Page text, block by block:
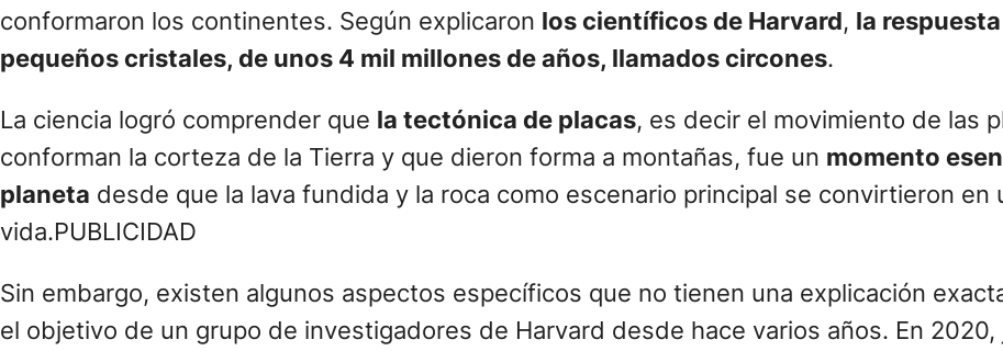
conformaron los continentes. Según explicaron los científicos de Harvard, la
pequeños cristales, de unos 4 mil millones de años, llamados circones.
La ciencia logró comprender que la tectónica de placas, es decir el movimiento de las
conforman la corteza de la Tierra y que dieron forma a montañas, fue un momento
planeta desde que la lava fundida y la roca como escenario principal se convirtieron en
vida.PUBLICIDAD
Sin embargo, existen algunos aspectos específicos que no tienen una explicación
el objetivo de un grupo de investigadores de Harvard desde hace varios años. En